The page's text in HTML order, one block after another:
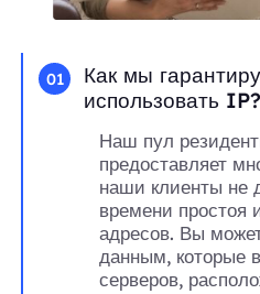
01
Как мы
использовать IP?
Наш пул
предоставляет
наши клиенты не
времени простоя
адресов. Вы
данным, которые
серверов,